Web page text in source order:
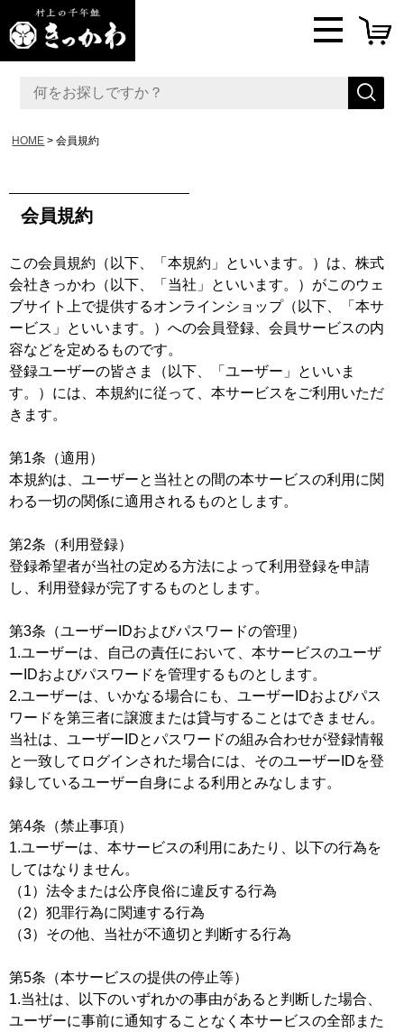
HOME 会員規約
会員規約
この会員規約（以下、「本規約」といいます。）は、株式
会社きっかわ（以下、「当社」といいます。）がこのウェ
ブサイト上で提供するオンラインショップ（以下、「本サ
ービス」といいます。）への会員登録、会員サービスの内
容などを定めるものです。
登録ユーザーの皆さま（以下、「ユーザー」といいま
す。）には、本規約に従って、本サービスをご利用いただ
きます。
第1条（適用）
本規約は、ユーザーと当社との間の本サービスの利用に関
わる一切の関係に適用されるものとします。
第2条（利用登録）
登録希望者が当社の定める方法によって利用登録を申請
し、利用登録が完了するものとします。
第3条（ユーザーIDおよびパスワードの管理）
1.ユーザーは、自己の責任において、本サービスのユーザ
ーIDおよびパスワードを管理するものとします。
2.ユーザーは、いかなる場合にも、ユーザーIDおよびパス
ワードを第三者に譲渡または貸与することはできません。
当社は、ユーザーIDとパスワードの組み合わせが登録情報
と一致してログインされた場合には、そのユーザーIDを登
録しているユーザー自身による利用とみなします。
第4条（禁止事項）
1.ユーザーは、本サービスの利用にあたり、以下の行為を
してはなりません。
（1）法令または公序良俗に違反する行為
（2）犯罪行為に関連する行為
（3）その他、当社が不適切と判断する行為
第5条（本サービスの提供の停止等）
1.当社は、以下のいずれかの事由があると判断した場合、
ユーザーに事前に通知することなく本サービスの全部また